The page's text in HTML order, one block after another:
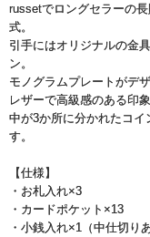
russetでロングセラーの
式。
引手にはオリジナルの金
ン。
モノグラムプレートがデ
レザーで高級感のある印象
中が3か所に分かれたコ
す。
【仕様】
・お札入れ×3
・カードポケット×13
・小銭入れ×1（中仕切りあ